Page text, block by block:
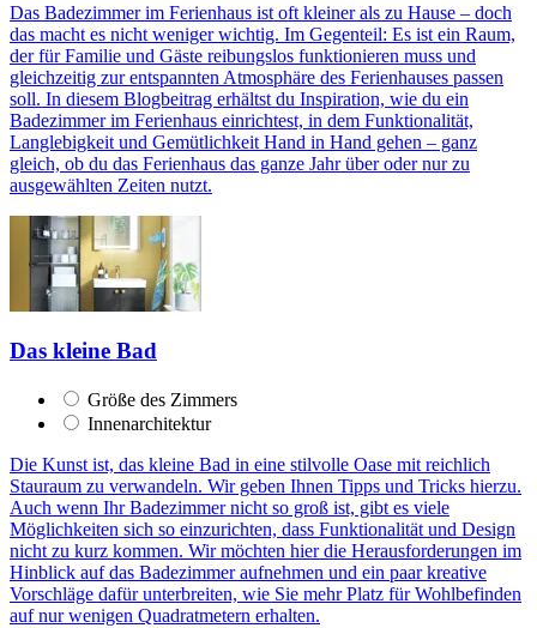
Das Badezimmer im Ferienhaus ist oft kleiner als zu Hause – doch
das macht es nicht weniger wichtig. Im Gegenteil: Es ist ein Raum,
der für Familie und Gäste reibungslos funktionieren muss und
gleichzeitig zur entspannten Atmosphäre des Ferienhauses passen
soll. In diesem Blogbeitrag erhältst du Inspiration, wie du ein
Badezimmer im Ferienhaus einrichtest, in dem Funktionalität,
Langlebigkeit und Gemütlichkeit Hand in Hand gehen – ganz
gleich, ob du das Ferienhaus das ganze Jahr über oder nur zu
ausgewählten Zeiten nutzt.
Das kleine Bad
Größe des Zimmers
Innenarchitektur
Die Kunst ist, das kleine Bad in eine stilvolle Oase mit reichlich
Stauraum zu verwandeln. Wir geben Ihnen Tipps und Tricks hierzu.
Auch wenn Ihr Badezimmer nicht so groß ist, gibt es viele
Möglichkeiten sich so einzurichten, dass Funktionalität und Design
nicht zu kurz kommen. Wir möchten hier die Herausforderungen im
Hinblick auf das Badezimmer aufnehmen und ein paar kreative
Vorschläge dafür unterbreiten, wie Sie mehr Platz für Wohlbefinden
auf nur wenigen Quadratmetern erhalten.